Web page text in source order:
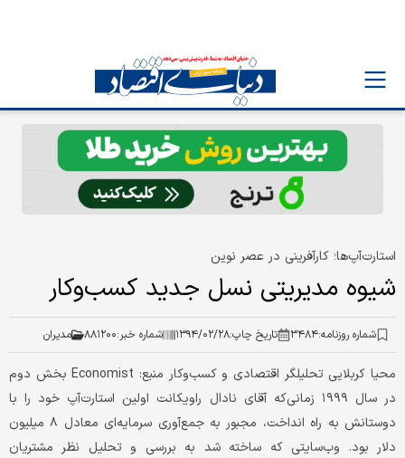
استارت‌آپ‌ها؛ کارآفرینی در عصر نوین
شیوه مدیریتی نسل جدید کسب‌وکار
شماره روزنامه:۳۴۸۴ تاریخ چاپ:۱۳۹۴/۰۲/۲۸ شماره خبر:۸۸۱۲۰۰ مدیران
محیا کربلایی تحلیلگر اقتصادی و کسب‌و‌کار منبع: Economist بخش دوم
در سال ۱۹۹۹ زمانی‌که آقای نادال راویکانت اولین استارت‌آپ خود را با
دوستانش به راه انداخت، مجبور به جمع‌آوری سرمایه‌ای معادل ۸ میلیون
دلار بود. وب‌سایتی که ساخته شد به بررسی و تحلیل نظر مشتریان